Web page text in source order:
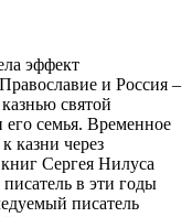
эффект
и Россия –
святой
семья. Временное
казни через
Сергея Нилуса
в эти годы
писатель